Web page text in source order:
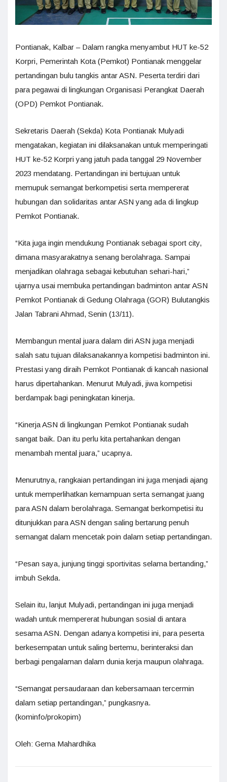
Pontianak, Kalbar – Dalam rangka menyambut HUT ke-52
Korpri, Pemerintah Kota (Pemkot) Pontianak menggelar
pertandingan bulu tangkis antar ASN. Peserta terdiri dari
para pegawai di lingkungan Organisasi Perangkat Daerah
(OPD) Pemkot Pontianak.
Sekretaris Daerah (Sekda) Kota Pontianak Mulyadi
mengatakan, kegiatan ini dilaksanakan untuk memperingati
HUT ke-52 Korpri yang jatuh pada tanggal 29 November
2023 mendatang. Pertandingan ini bertujuan untuk
memupuk semangat berkompetisi serta mempererat
hubungan dan solidaritas antar ASN yang ada di lingkup
Pemkot Pontianak.
“Kita juga ingin mendukung Pontianak sebagai sport city,
dimana masyarakatnya senang berolahraga. Sampai
menjadikan olahraga sebagai kebutuhan sehari-hari,”
ujarnya usai membuka pertandingan badminton antar ASN
Pemkot Pontianak di Gedung Olahraga (GOR) Bulutangkis
Jalan Tabrani Ahmad, Senin (13/11).
Membangun mental juara dalam diri ASN juga menjadi
salah satu tujuan dilaksanakannya kompetisi badminton ini.
Prestasi yang diraih Pemkot Pontianak di kancah nasional
harus dipertahankan. Menurut Mulyadi, jiwa kompetisi
berdampak bagi peningkatan kinerja.
“Kinerja ASN di lingkungan Pemkot Pontianak sudah
sangat baik. Dan itu perlu kita pertahankan dengan
menambah mental juara,” ucapnya.
Menurutnya, rangkaian pertandingan ini juga menjadi ajang
untuk memperlihatkan kemampuan serta semangat juang
para ASN dalam berolahraga. Semangat berkompetisi itu
ditunjukkan para ASN dengan saling bertarung penuh
semangat dalam mencetak poin dalam setiap pertandingan.
“Pesan saya, junjung tinggi sportivitas selama bertanding,”
imbuh Sekda.
Selain itu, lanjut Mulyadi, pertandingan ini juga menjadi
wadah untuk mempererat hubungan sosial di antara
sesama ASN. Dengan adanya kompetisi ini, para peserta
berkesempatan untuk saling bertemu, berinteraksi dan
berbagi pengalaman dalam dunia kerja maupun olahraga.
“Semangat persaudaraan dan kebersamaan tercermin
dalam setiap pertandingan,” pungkasnya.
(kominfo/prokopim)
Oleh: Gema Mahardhika